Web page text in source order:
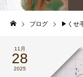
ブログ ▶︎くせ
11月
28
2025